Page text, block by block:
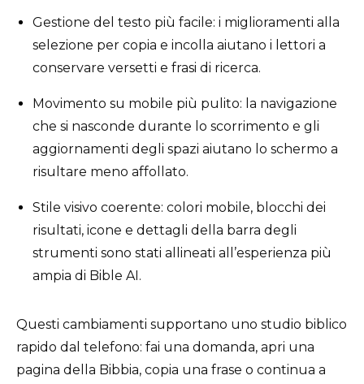
Gestione del testo più facile: i miglioramenti alla
selezione per copia e incolla aiutano i lettori a
conservare versetti e frasi di ricerca.
Movimento su mobile più pulito: la navigazione
che si nasconde durante lo scorrimento e gli
aggiornamenti degli spazi aiutano lo schermo a
risultare meno affollato.
Stile visivo coerente: colori mobile, blocchi dei
risultati, icone e dettagli della barra degli
strumenti sono stati allineati all’esperienza più
ampia di Bible AI.
Questi cambiamenti supportano uno studio biblico
rapido dal telefono: fai una domanda, apri una
pagina della Bibbia, copia una frase o continua a